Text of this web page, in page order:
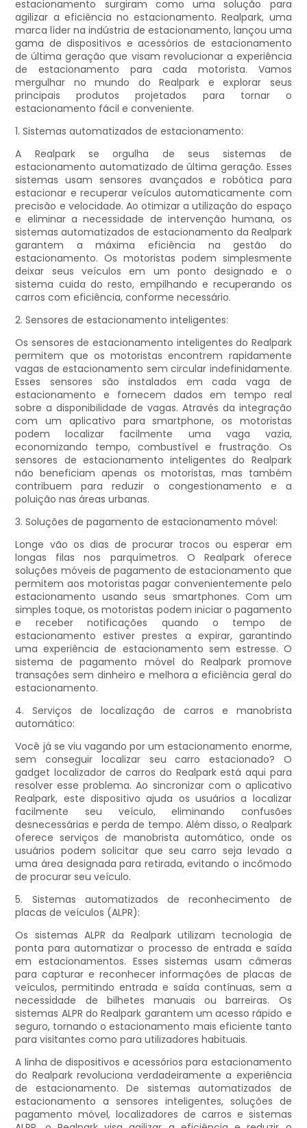
estacionamento surgiram como uma solução para
agilizar a eficiência no estacionamento. Realpark, uma
marca líder na indústria de estacionamento, lançou uma
gama de dispositivos e acessórios de estacionamento
de última geração que visam revolucionar a experiência
de estacionamento para cada motorista. Vamos
mergulhar no mundo do Realpark e explorar seus
principais produtos projetados para tornar o
estacionamento fácil e conveniente.
1. Sistemas automatizados de estacionamento:
A Realpark se orgulha de seus sistemas de
estacionamento automatizado de última geração. Esses
sistemas usam sensores avançados e robótica para
estacionar e recuperar veículos automaticamente com
precisão e velocidade. Ao otimizar a utilização do espaço
e eliminar a necessidade de intervenção humana, os
sistemas automatizados de estacionamento da Realpark
garantem a máxima eficiência na gestão do
estacionamento. Os motoristas podem simplesmente
deixar seus veículos em um ponto designado e o
sistema cuida do resto, empilhando e recuperando os
carros com eficiência, conforme necessário.
2. Sensores de estacionamento inteligentes:
Os sensores de estacionamento inteligentes do Realpark
permitem que os motoristas encontrem rapidamente
vagas de estacionamento sem circular indefinidamente.
Esses sensores são instalados em cada vaga de
estacionamento e fornecem dados em tempo real
sobre a disponibilidade de vagas. Através da integração
com um aplicativo para smartphone, os motoristas
podem localizar facilmente uma vaga vazia,
economizando tempo, combustível e frustração. Os
sensores de estacionamento inteligentes do Realpark
não beneficiam apenas os motoristas, mas também
contribuem para reduzir o congestionamento e a
poluição nas áreas urbanas.
3. Soluções de pagamento de estacionamento móvel:
Longe vão os dias de procurar trocos ou esperar em
longas filas nos parquímetros. O Realpark oferece
soluções móveis de pagamento de estacionamento que
permitem aos motoristas pagar convenientemente pelo
estacionamento usando seus smartphones. Com um
simples toque, os motoristas podem iniciar o pagamento
e receber notificações quando o tempo de
estacionamento estiver prestes a expirar, garantindo
uma experiência de estacionamento sem estresse. O
sistema de pagamento móvel do Realpark promove
transações sem dinheiro e melhora a eficiência geral do
estacionamento.
4. Serviços de localização de carros e manobrista
automático:
Você já se viu vagando por um estacionamento enorme,
sem conseguir localizar seu carro estacionado? O
gadget localizador de carros do Realpark está aqui para
resolver esse problema. Ao sincronizar com o aplicativo
Realpark, este dispositivo ajuda os usuários a localizar
facilmente seu veículo, eliminando confusões
desnecessárias e perda de tempo. Além disso, o Realpark
oferece serviços de manobrista automático, onde os
usuários podem solicitar que seu carro seja levado a
uma área designada para retirada, evitando o incômodo
de procurar seu veículo.
5. Sistemas automatizados de reconhecimento de
placas de veículos (ALPR):
Os sistemas ALPR da Realpark utilizam tecnologia de
ponta para automatizar o processo de entrada e saída
em estacionamentos. Esses sistemas usam câmeras
para capturar e reconhecer informações de placas de
veículos, permitindo entrada e saída contínuas, sem a
necessidade de bilhetes manuais ou barreiras. Os
sistemas ALPR do Realpark garantem um acesso rápido e
seguro, tornando o estacionamento mais eficiente tanto
para visitantes como para utilizadores habituais.
A linha de dispositivos e acessórios para estacionamento
do Realpark revoluciona verdadeiramente a experiência
de estacionamento. De sistemas automatizados de
estacionamento a sensores inteligentes, soluções de
pagamento móvel, localizadores de carros e sistemas